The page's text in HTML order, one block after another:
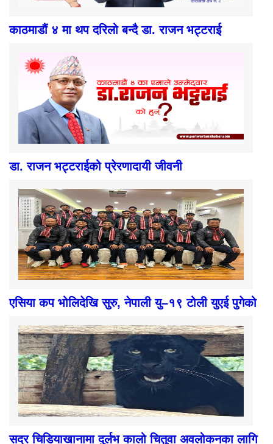
काठमाडौं ४ मा थप दरिलो बन्दै डा. राजन भट्टराई
डा. राजन भट्टराईको प्रेरणादायी जीवनी
एसिया कप भोलिदेखि सुरु, नेपाली यु–१९ टोली युएई पुगेको
सदर चिडियाखानामा दुर्लभ कालो चितुवा अवलोकनका लागि